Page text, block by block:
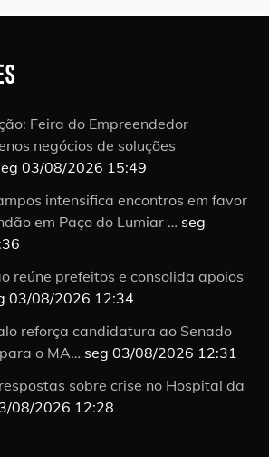
Feira do Empreendedor
negócios de soluções
03/08/2026 15:49
intensifica encontros em favor
em Paço do Lumiar … seg
reúne prefeitos e consolida apoios
03/08/2026 12:34
reforça candidatura ao Senado
o MA… seg 03/08/2026 12:31
sobre crise no Hospital da
08/2026 12:28